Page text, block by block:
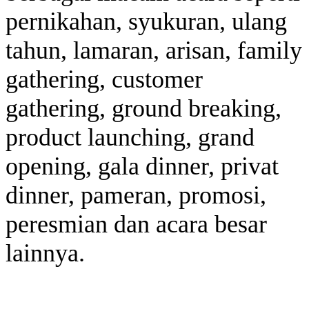
pernikahan, syukuran, ulang
tahun, lamaran, arisan, family
gathering, customer
gathering, ground breaking,
product launching, grand
opening, gala dinner, privat
dinner, pameran, promosi,
peresmian dan acara besar
lainnya.